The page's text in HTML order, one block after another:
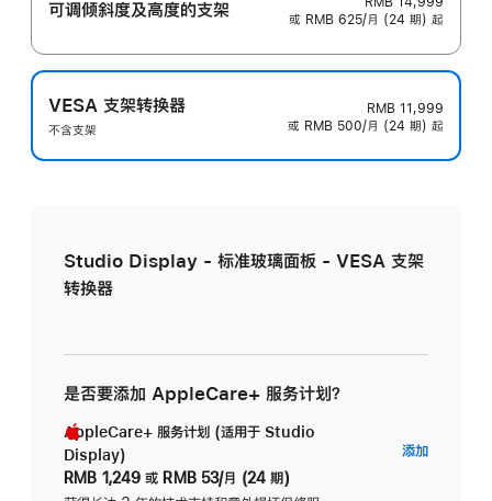
可调倾斜度及高‍度的支‍架
或 RMB 625/月 (24 期) 起
VESA 支架转换器
不含支架
RMB 11,999
或 RMB 500/月 (24 期) 起
Studio Display - 标准玻璃面板 - VESA 支架
转换器
是否要添加 AppleCare+ 服务计划？
AppleCare+ 服务计划 (适用于 Studio
Display)
RMB 1,249 或 RMB 53/月 (24 期)
添加